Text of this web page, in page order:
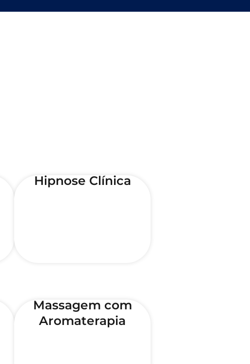
Hipnose Clínica
Massagem com
Aromaterapia